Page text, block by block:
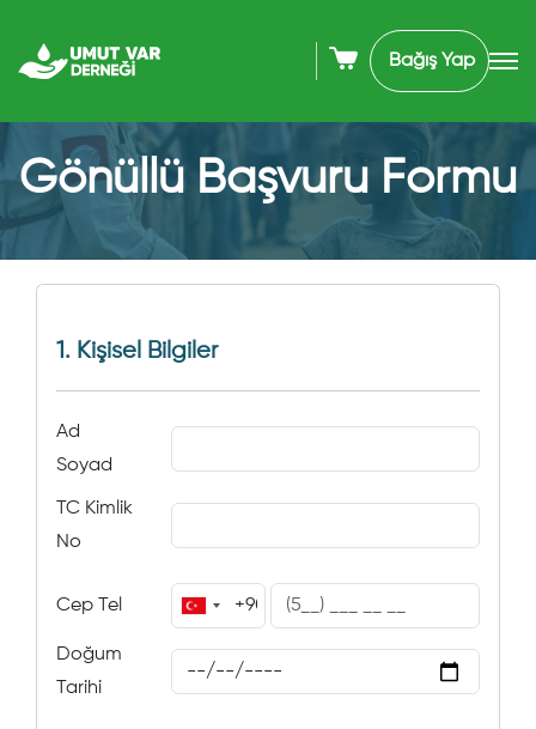
Bağış Yap
Gönüllü Başvuru Formu
1. Kişisel Bilgiler
Ad
Soyad
TC Kimlik
No
Cep Tel
Doğum
Tarihi